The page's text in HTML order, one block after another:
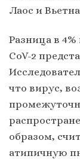
Лаос и
Разница в 4%
CoV-2
что вирус,
образом,
атипичную